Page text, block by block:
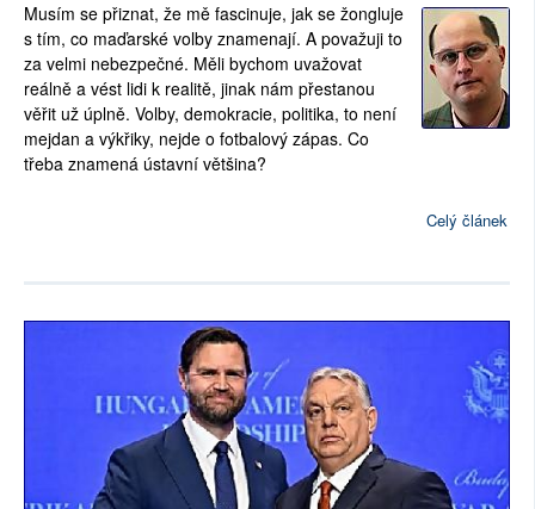
Musím se přiznat, že mě fascinuje, jak se žongluje
s tím, co maďarské volby znamenají. A považuji to
za velmi nebezpečné. Měli bychom uvažovat
reálně a vést lidi k realitě, jinak nám přestanou
věřit už úplně. Volby, demokracie, politika, to není
mejdan a výkřiky, nejde o fotbalový zápas. Co
třeba znamená ústavní většina?
Celý článek